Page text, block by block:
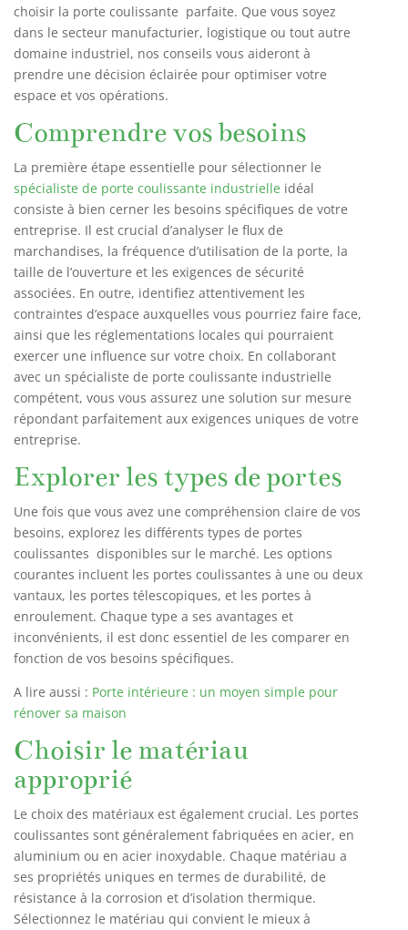
choisir la porte coulissante parfaite. Que vous soyez
dans le secteur manufacturier, logistique ou tout autre
domaine industriel, nos conseils vous aideront à
prendre une décision éclairée pour optimiser votre
espace et vos opérations.
Comprendre vos besoins
La première étape essentielle pour sélectionner le
spécialiste de porte coulissante industrielle idéal
consiste à bien cerner les besoins spécifiques de votre
entreprise. Il est crucial d’analyser le flux de
marchandises, la fréquence d’utilisation de la porte, la
taille de l’ouverture et les exigences de sécurité
associées. En outre, identifiez attentivement les
contraintes d’espace auxquelles vous pourriez faire face,
ainsi que les réglementations locales qui pourraient
exercer une influence sur votre choix. En collaborant
avec un spécialiste de porte coulissante industrielle
compétent, vous vous assurez une solution sur mesure
répondant parfaitement aux exigences uniques de votre
entreprise.
Explorer les types de portes
Une fois que vous avez une compréhension claire de vos
besoins, explorez les différents types de portes
coulissantes disponibles sur le marché. Les options
courantes incluent les portes coulissantes à une ou deux
vantaux, les portes télescopiques, et les portes à
enroulement. Chaque type a ses avantages et
inconvénients, il est donc essentiel de les comparer en
fonction de vos besoins spécifiques.
A lire aussi : Porte intérieure : un moyen simple pour
rénover sa maison
Choisir le matériau
approprié
Le choix des matériaux est également crucial. Les portes
coulissantes sont généralement fabriquées en acier, en
aluminium ou en acier inoxydable. Chaque matériau a
ses propriétés uniques en termes de durabilité, de
résistance à la corrosion et d’isolation thermique.
Sélectionnez le matériau qui convient le mieux à